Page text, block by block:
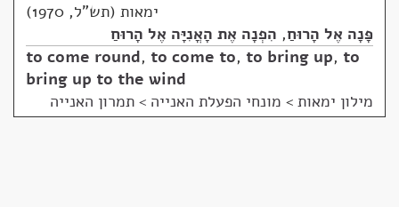
ימאות (תש"ל, 1970)
פָּנָה אֶל הָרוּחַ, הִפְנָה אֶת הָאֳנִיָּה אֶל הָרוּחַ
to come round, to come to, to bring up, to
bring up to the wind
מילון ימאות > מונחי הפעלת האנייה > תמרון האנייה